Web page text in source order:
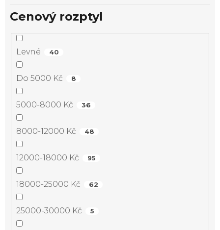
Cenový rozptyl
Levné 40
Do 5000 Kč 8
5000-8000 Kč 36
8000-12000 Kč 48
12000-18000 Kč 95
18000-25000 Kč 62
25000-30000 Kč 5